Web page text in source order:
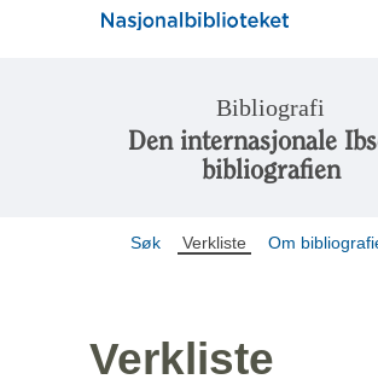
Bibliografi
Den internasjonale
bibliografien
Søk Verkliste Om
Verkliste